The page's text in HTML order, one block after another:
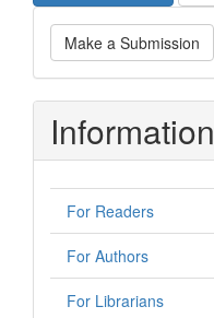
Make
a
Submission
Make a Submission
Information
For Readers
For Authors
For Librarians